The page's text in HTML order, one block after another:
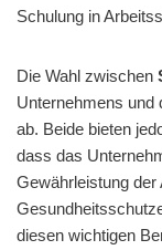
Schulung in
Die Wahl zwischen
Unternehmens und
ab. Beide bieten
dass das
Gewährleistung der
diesen wichtigen